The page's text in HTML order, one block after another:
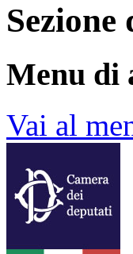
Sezione
Menu di
Vai al